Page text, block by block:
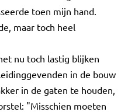
toen mijn hand.
maar toch heel
nu toch lastig blijken
in de bouw
in de gaten te houden,
"Misschien moeten